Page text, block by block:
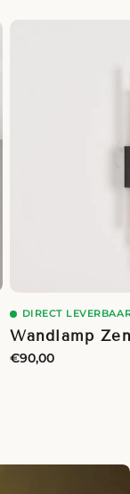
DIRECT
Wandlamp
Normale
€90,00